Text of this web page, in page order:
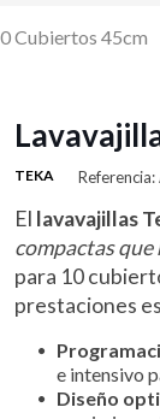
Cubiertos 45cm
TEKA
El lavavajillas
compactas
para 10
prestaciones
e intensivo
Diseño